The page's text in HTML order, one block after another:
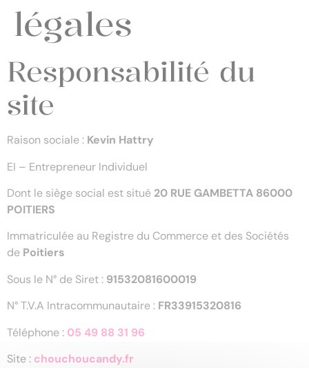
légales
Responsabilité du
site
Raison sociale : Kevin Hattry
EI – Entrepreneur Individuel
Dont le siège social est situé 20 RUE GAMBETTA 86000
POITIERS
Immatriculée au Registre du Commerce et des Sociétés
de Poitiers
Sous le N° de Siret : 91532081600019
N° T.V.A Intracommunautaire : FR33915320816
Téléphone : 05 49 88 31 96
Site : chouchoucandy.fr